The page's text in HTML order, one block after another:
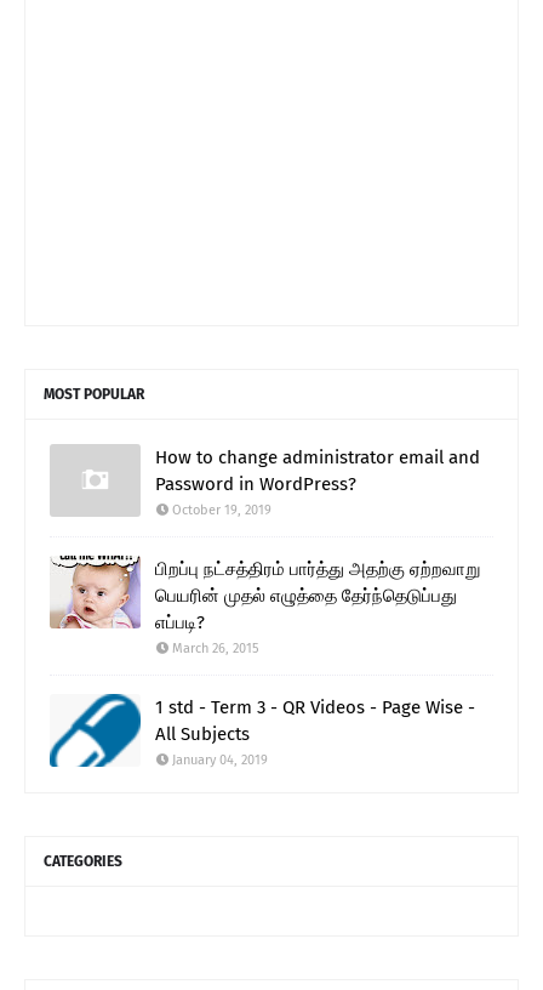
MOST POPULAR
How to change administrator email and
Password in WordPress?
October 19, 2019
பிறப்பு நட்சத்திரம் பார்த்து அதற்கு ஏற்றவாறு
பெயரின் முதல் எழுத்தை தேர்ந்தெடுப்பது
எப்படி?
March 26, 2015
1 std - Term 3 - QR Videos - Page Wise -
All Subjects
January 04, 2019
CATEGORIES